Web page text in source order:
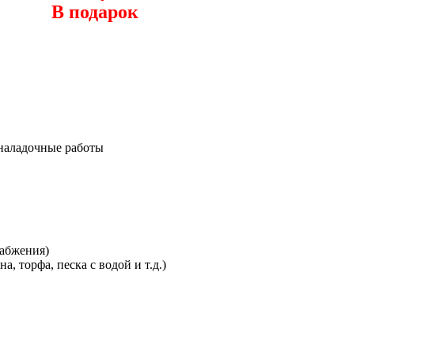
В подарок
работы
торфа, песка с водой и т.д.)